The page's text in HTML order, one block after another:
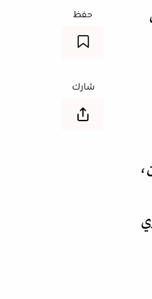
حفظ
شارك